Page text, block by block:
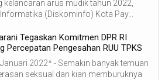
kelancaran arus mudik tahun 2022,
(Diskominfo) Kota Pay...
Tegaskan Komitmen DPR RI
Percepatan Pengesahan RUU TPKS
2022* - Semakin banyak temuan
seksual dan kian memburuknya